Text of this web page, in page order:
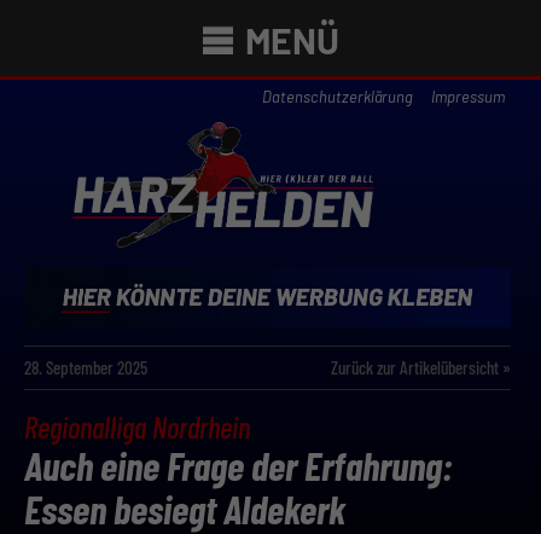
MENÜ
Datenschutzerklärung Impressum
28. September 2025 Zurück zur Artikelübersicht »
Regionalliga Nordrhein
Auch eine Frage der Erfahrung:
Essen besiegt Aldekerk